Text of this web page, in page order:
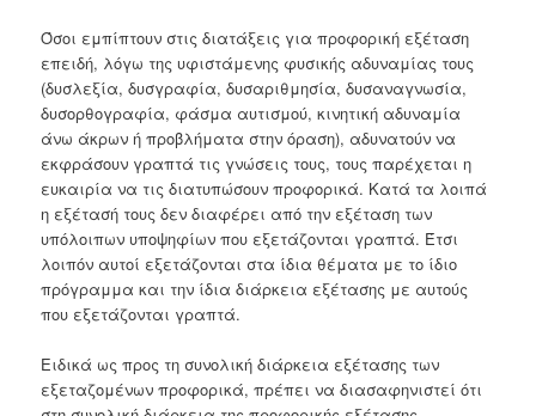
Όσοι εμπίπτουν στις διατάξεις για προφορική εξέταση
επειδή, λόγω της υφιστάμενης φυσικής αδυναμίας τους
(δυσλεξία, δυσγραφία, δυσαριθμησία, δυσαναγνωσία,
δυσορθογραφία, φάσμα αυτισμού, κινητική αδυναμία
άνω άκρων ή προβλήματα στην όραση), αδυνατούν να
εκφράσουν γραπτά τις γνώσεις τους, τους παρέχεται η
ευκαιρία να τις διατυπώσουν προφορικά. Κατά τα λοιπά
η εξέτασή τους δεν διαφέρει από την εξέταση των
υπόλοιπων υποψηφίων που εξετάζονται γραπτά. Έτσι
λοιπόν αυτοί εξετάζονται στα ίδια θέματα με το ίδιο
πρόγραμμα και την ίδια διάρκεια εξέτασης με αυτούς
που εξετάζονται γραπτά.
Ειδικά ως προς τη συνολική διάρκεια εξέτασης των
εξεταζομένων προφορικά, πρέπει να διασαφηνιστεί ότι